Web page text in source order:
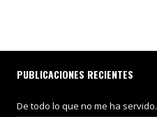
PUBLICACIONES RECIENTES
De todo lo que no me ha servido.